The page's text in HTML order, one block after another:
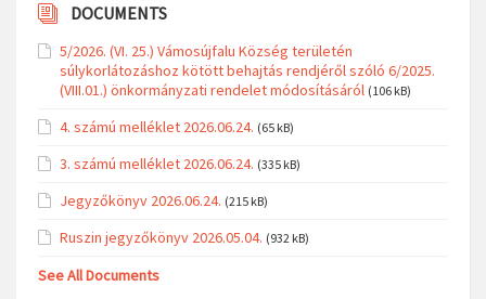
DOCUMENTS
5/2026. (VI. 25.) Vámosújfalu Község területén
súlykorlátozáshoz kötött behajtás rendjéről szóló 6/2025.
(VIII.01.) önkormányzati rendelet módosításáról (106 kB)
4. számú melléklet 2026.06.24. (65 kB)
3. számú melléklet 2026.06.24. (335 kB)
Jegyzőkönyv 2026.06.24. (215 kB)
Ruszin jegyzőkönyv 2026.05.04. (932 kB)
See All Documents